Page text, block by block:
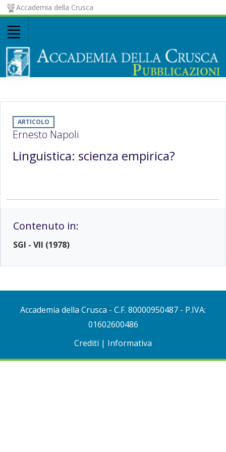
Accademia della Crusca
ARTICOLO
Ernesto Napoli
Linguistica: scienza empirica?
Contenuto in:
SGI - VII (1978)
Accademia della Crusca - C.F. 80000950487 - P.IVA:
01602600486
Crediti | Informativa